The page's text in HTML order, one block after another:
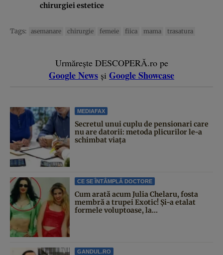
chirurgiei estetice
Tags: asemanare chirurgie femeie fiica mama trasatura
Urmărește DESCOPERĂ.ro pe
Google News și Google Showcase
MEDIAFAX
Secretul unui cuplu de pensionari care
nu are datorii: metoda plicurilor le-a
schimbat viața
CE SE ÎNTÂMPLĂ DOCTORE
Cum arată acum Julia Chelaru, fosta
membră a trupei Exotic! Și-a etalat
formele voluptoase, la...
GANDUL.RO